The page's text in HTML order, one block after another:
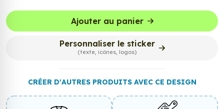
Ajouter au panier
Personnaliser le sticker
(texte, icônes, logos)
CRÉER D'AUTRES PRODUITS AVEC CE DESIGN